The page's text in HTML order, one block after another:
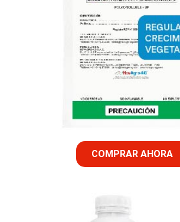
COMPRAR AHORA